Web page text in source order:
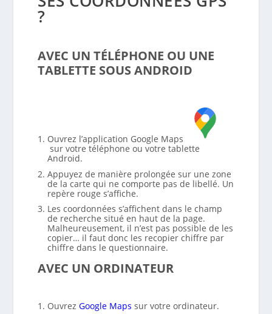
?
AVEC UN TÉLÉPHONE OU UNE
TABLETTE SOUS ANDROID
Ouvrez l’application Google Maps
sur votre téléphone ou votre tablette
Android.
Appuyez de manière prolongée sur une zone
de la carte qui ne comporte pas de libellé. Un
repère rouge s’affiche.
Les coordonnées s’affichent dans le champ
de recherche situé en haut de la page.
Malheureusement, il n’est pas possible de les
copier… il faut donc les recopier chiffre par
chiffre dans le questionnaire.
AVEC UN ORDINATEUR
OuvrezGoogle Maps sur votre ordinateur.